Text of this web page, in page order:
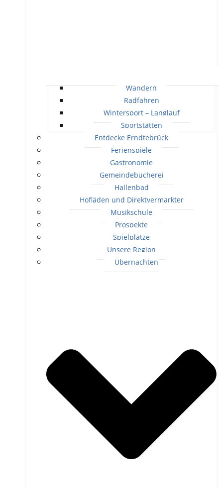
Wandern
Radfahren
Wintersport – Langlauf
Sportstätten
Entdecke Erndtebrück
Ferienspiele
Gastronomie
Gemeindebücherei
Hallenbad
Hofläden und Direktvermarkter
Musikschule
Prospekte
Spielplätze
Unsere Region
Übernachten